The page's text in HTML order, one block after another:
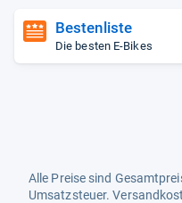
Bestenliste
Die besten E-Bikes
Alle Preise sind
Umsatzsteuer.